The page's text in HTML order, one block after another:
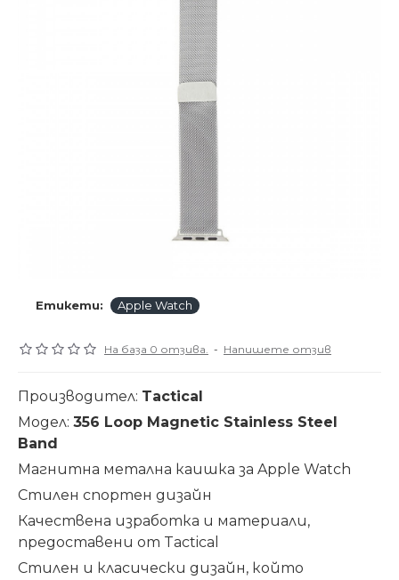
Етикети: Apple Watch
На база 0 отзива. - Напишете отзив
Производител: Tactical
Модел: 356 Loop Magnetic Stainless Steel
Band
Магнитна метална каишка за Apple Watch
Стилен спортен дизайн
Качествена изработка и материали,
предоставени от Tactical
Стилен и класически дизайн, който